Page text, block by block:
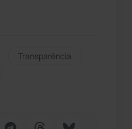
Transparência